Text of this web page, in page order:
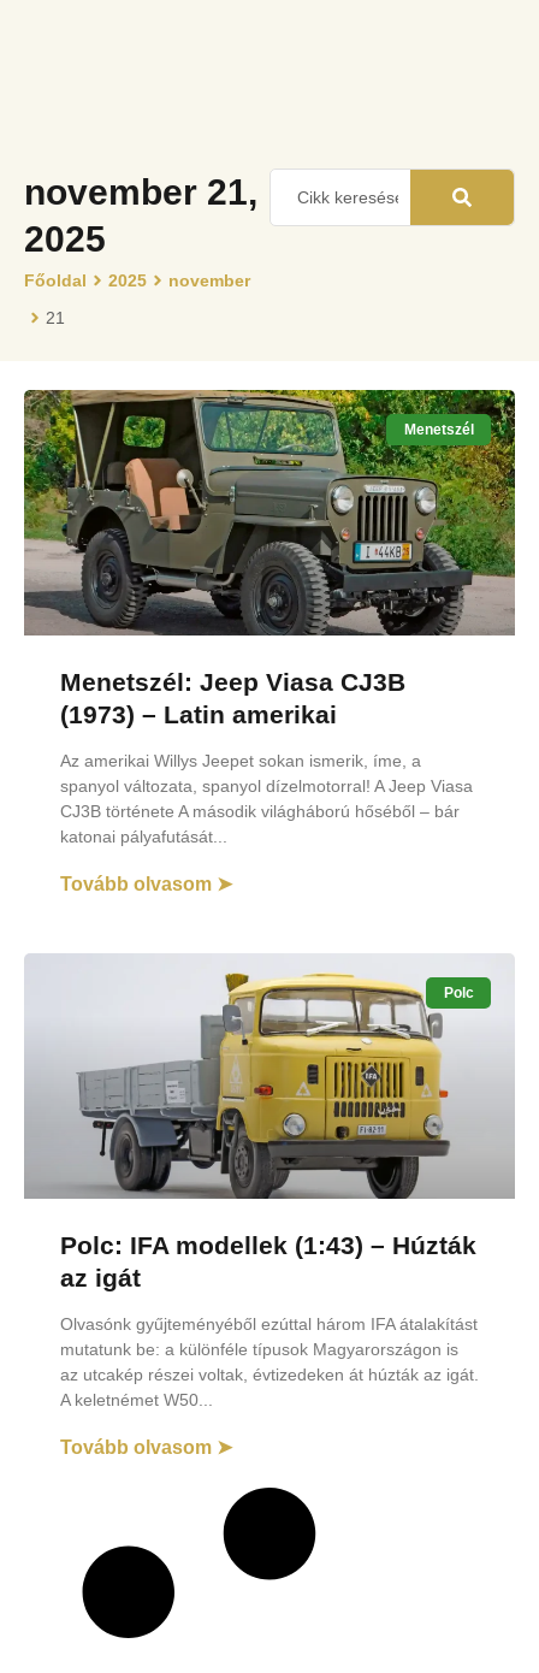
november 21,
2025
Főoldal 2025
november
21
Menetszél
Menetszél: Jeep Viasa CJ3B
(1973) – Latin amerikai
Az amerikai Willys Jeepet sokan ismerik, íme, a
spanyol változata, spanyol dízelmotorral! A Jeep Viasa
CJ3B története A második világháború hőséből – bár
katonai pályafutását
Tovább olvasom ➤
Polc
Polc: IFA modellek (1:43) – Húzták
az igát
Olvasónk gyűjteményéből ezúttal három IFA átalakítást
mutatunk be: a különféle típusok Magyarországon is
az utcakép részei voltak, évtizedeken át húzták az igát.
A keletnémet W50
Tovább olvasom ➤